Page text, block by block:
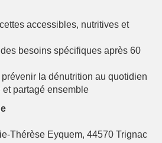
accessibles, nutritives et
besoins spécifiques après 60
prévenir la dénutrition au quotidien
et partagé ensemble
Thérèse Eyquem, 44570 Trignac